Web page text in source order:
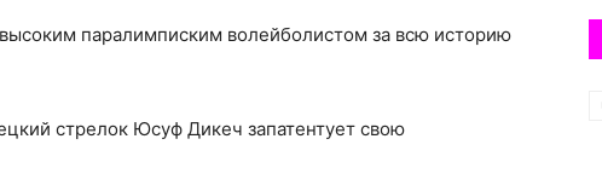
паралимписким волейболистом за всю историю
стрелок Юсуф Дикеч запатентует свою